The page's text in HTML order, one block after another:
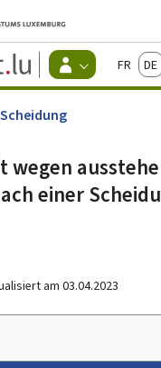
Zum Hauptmenü
Zum Inhalt
Guichet.lu
Changer
d'espace
actif
Français
wegen
einer
am 03.04.2023